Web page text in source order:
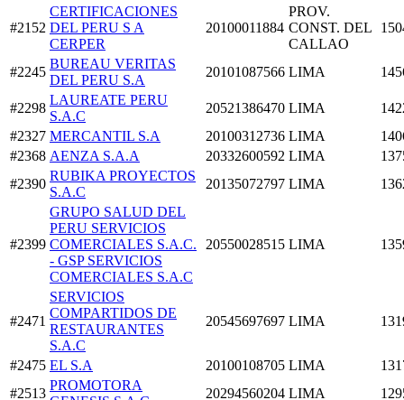
#2152
CERTIFICACIONES
DEL PERU S A
CERPER
20100011884
PROV.
CONST. DEL
CALLAO
#2245
BUREAU VERITAS
DEL PERU S.A
20101087566 LIMA
#2298
LAUREATE PERU
S.A.C
20521386470 LIMA
#2327 MERCANTIL S.A 20100312736 LIMA
#2368 AENZA S.A.A 20332600592 LIMA
#2390
RUBIKA PROYECTOS
S.A.C
20135072797 LIMA
#2399
GRUPO SALUD DEL
PERU SERVICIOS
COMERCIALES S.A.C.
- GSP SERVICIOS
COMERCIALES S.A.C
20550028515 LIMA
#2471
SERVICIOS
COMPARTIDOS DE
RESTAURANTES
S.A.C
20545697697 LIMA
#2475 EL S.A 20100108705 LIMA
#2513
PROMOTORA
20294560204 LIMA